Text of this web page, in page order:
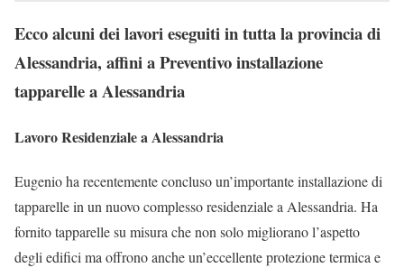
Ecco alcuni dei lavori eseguiti in tutta la provincia di
Alessandria, affini a Preventivo installazione
tapparelle a Alessandria
Lavoro Residenziale a Alessandria
Eugenio ha recentemente concluso un’importante installazione di
tapparelle in un nuovo complesso residenziale a Alessandria. Ha
fornito tapparelle su misura che non solo migliorano l’aspetto
degli edifici ma offrono anche un’eccellente protezione termica e